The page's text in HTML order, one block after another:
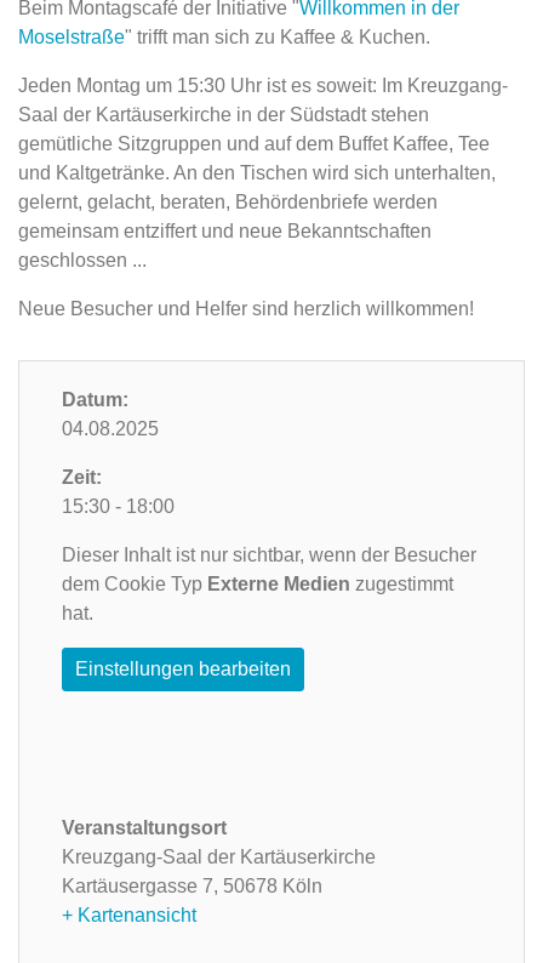
Beim Montagscafé der Initiative "Willkommen in der
Moselstraße" trifft man sich zu Kaffee & Kuchen.
Jeden Montag um 15:30 Uhr ist es soweit: Im Kreuzgang-
Saal der Kartäuserkirche in der ‎Südstadt stehen
gemütliche Sitzgruppen und auf dem Buffet Kaffee, ‎Tee
und Kaltgetränke. An den Tischen wird sich unterhalten,
gelernt, gelacht, beraten, Behördenbriefe werden
gemeinsam entziffert und neue Bekanntschaften
‎geschlossen ...‎
Neue Besucher und Helfer sind herzlich willkommen!
Datum:
04.08.2025
Zeit:
15:30 - 18:00
Dieser Inhalt ist nur sichtbar, wenn der Besucher
dem Cookie Typ Externe Medien zugestimmt
hat.
Einstellungen bearbeiten
Veranstaltungsort
Kreuzgang-Saal der Kartäuserkirche
Kartäusergasse 7, 50678 Köln
+ Kartenansicht